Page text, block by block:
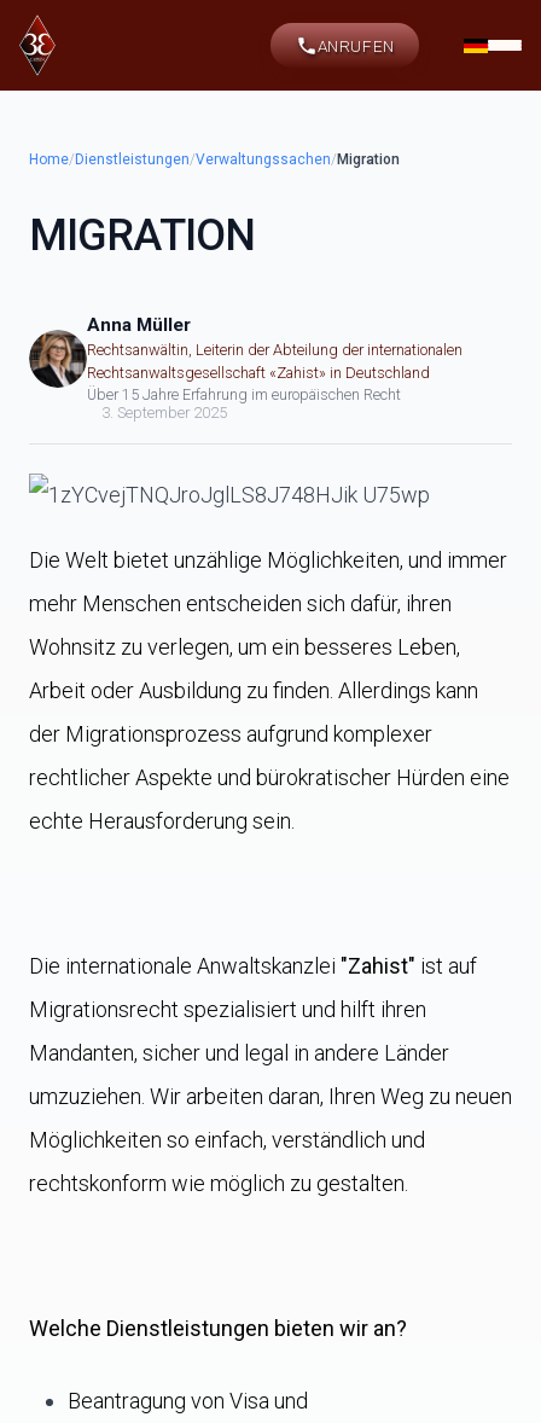
ANRUFEN
Home/ Dienstleistungen/Verwaltungssachen/ Migration
MIGRATION
Anna Müller
Rechtsanwältin, Leiterin der Abteilung der internationalen
Rechtsanwaltsgesellschaft «Zahist» in Deutschland
Über 15 Jahre Erfahrung im europäischen Recht
3. September 2025
Die Welt bietet unzählige Möglichkeiten, und immer
mehr Menschen entscheiden sich dafür, ihren
Wohnsitz zu verlegen, um ein besseres Leben,
Arbeit oder Ausbildung zu finden. Allerdings kann
der Migrationsprozess aufgrund komplexer
rechtlicher Aspekte und bürokratischer Hürden eine
echte Herausforderung sein.
Die internationale Anwaltskanzlei "Zahist" ist auf
Migrationsrecht spezialisiert und hilft ihren
Mandanten, sicher und legal in andere Länder
umzuziehen. Wir arbeiten daran, Ihren Weg zu neuen
Möglichkeiten so einfach, verständlich und
rechtskonform wie möglich zu gestalten.
Welche Dienstleistungen bieten wir an?
Beantragung von Visa und